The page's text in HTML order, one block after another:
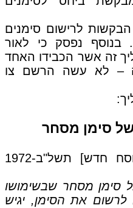
לרישום סימנים
222746 נדחות. בנוסף נפסק כי לאור
זה אשר הכבידו האחד
– לא עשה הרשם צו
סימן מסחר
בפקודת סימני מסחר [נוסח חדש] תשל"ב-1972
סימן מסחר שבשימושו
לרשום את הסימן, יגיש